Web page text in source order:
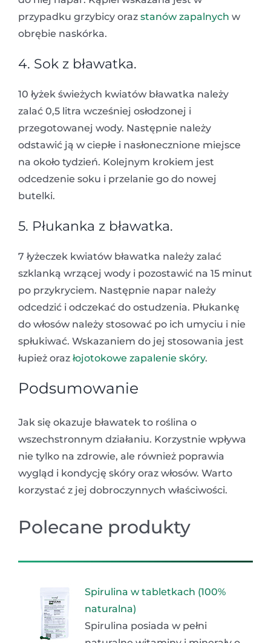
przypadku grzybicy oraz stanów zapalnych w
obrębie naskórka.
4. Sok z bławatka.
10 łyżek świeżych kwiatów bławatka należy
zalać 0,5 litra wcześniej osłodzonej i
przegotowanej wody. Następnie należy
odstawić ją w ciepłe i nasłonecznione miejsce
na około tydzień. Kolejnym krokiem jest
odcedzenie soku i przelanie go do nowej
butelki.
5. Płukanka z bławatka.
7 łyżeczek kwiatów bławatka należy zalać
szklanką wrzącej wody i pozostawić na 15 minut
po przykryciem. Następnie napar należy
odcedzić i odczekać do ostudzenia. Płukankę
do włosów należy stosować po ich umyciu i nie
spłukiwać. Wskazaniem do jej stosowania jest
łupież oraz łojotokowe zapalenie skóry.
Podsumowanie
Jak się okazuje bławatek to roślina o
wszechstronnym działaniu. Korzystnie wpływa
nie tylko na zdrowie, ale również poprawia
wygląd i kondycję skóry oraz włosów. Warto
korzystać z jej dobroczynnych właściwości.
Polecane produkty
Spirulina w tabletkach (100%
naturalna)
Spirulina posiada w pełni